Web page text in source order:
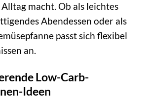
macht. Ob als leichtes
Abendessen oder als
passt sich flexibel
an.
Low-Carb-
Ideen